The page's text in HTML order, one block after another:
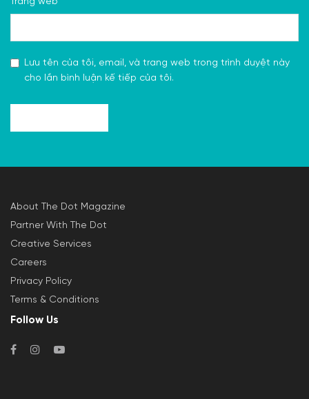
Lưu tên của tôi, email, và trang web trong trình duyệt này
cho lần bình luận kế tiếp của tôi.
About The Dot Magazine
Partner With The Dot
Creative Services
Careers
Privacy Policy
Terms & Conditions
Follow Us